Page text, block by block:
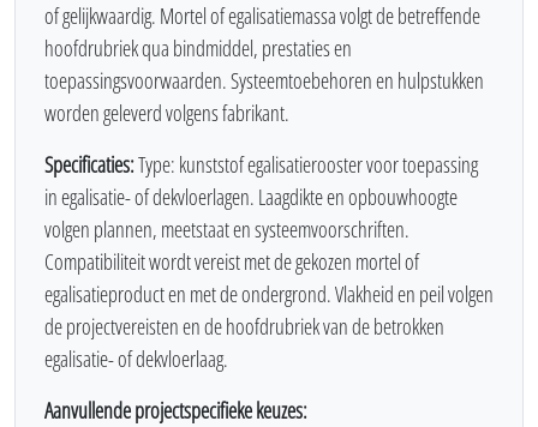
of gelijkwaardig. Mortel of egalisatiemassa volgt de betreffende
hoofdrubriek qua bindmiddel, prestaties en
toepassingsvoorwaarden. Systeemtoebehoren en hulpstukken
worden geleverd volgens fabrikant.
Specificaties:Type: kunststof egalisatierooster voor toepassing
in egalisatie- of dekvloerlagen. Laagdikte en opbouwhoogte
volgen plannen, meetstaat en systeemvoorschriften.
Compatibiliteit wordt vereist met de gekozen mortel of
egalisatieproduct en met de ondergrond. Vlakheid en peil volgen
de projectvereisten en de hoofdrubriek van de betrokken
egalisatie- of dekvloerlaag.
Aanvullende projectspecifieke keuzes: